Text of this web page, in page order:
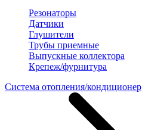
Резонаторы
Датчики
Глушители
Трубы приемные
Выпускные коллектора
Крепеж/фурнитура
Система отопления/кондиционер